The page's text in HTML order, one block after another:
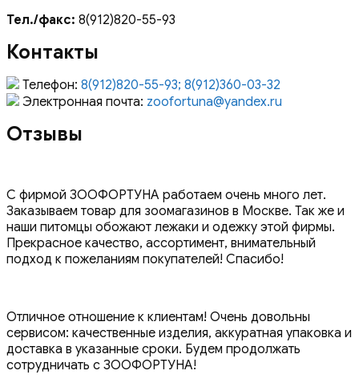
Тел./факс: 8(912)820-55-93
Контакты
Телефон: 8(912)820-55-93; 8(912)360-03-32
Электронная почта: zoofortuna@yandex.ru
Отзывы
С фирмой ЗООФОРТУНА работаем очень много лет.
Заказываем товар для зоомагазинов в Москве. Так же и
наши питомцы обожают лежаки и одежку этой фирмы.
Прекрасное качество, ассортимент, внимательный
подход к пожеланиям покупателей! Спасибо!
Отличное отношение к клиентам! Очень довольны
сервисом: качественные изделия, аккуратная упаковка и
доставка в указанные сроки. Будем продолжать
сотрудничать с ЗООФОРТУНА!